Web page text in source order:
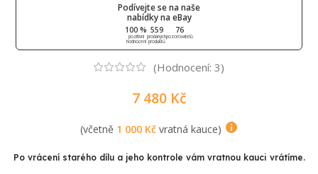
Podívejte se na naše
nabídky na eBay
100 %
pozitivní
hodnocení
559
prodaných
produktů
76
pozorovatelů
(Hodnocení: 3)
7 480 Kč
(včetně 1 000 Kčvratná kauce)
Po vrácení starého dílu a jeho kontrole vám vratnou kauci vrátíme.